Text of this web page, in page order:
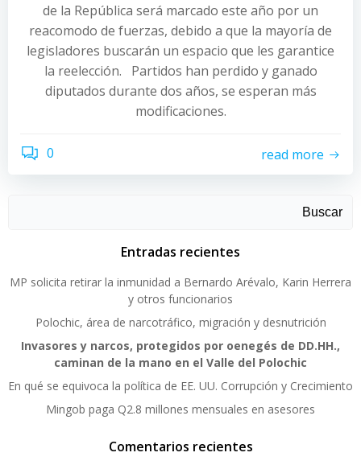
de la República será marcado este año por un
reacomodo de fuerzas, debido a que la mayoría de
legisladores buscarán un espacio que les garantice
la reelección. Partidos han perdido y ganado
diputados durante dos años, se esperan más
modificaciones.
0 read more
Buscar
Entradas recientes
MP solicita retirar la inmunidad a Bernardo Arévalo, Karin Herrera
y otros funcionarios
Polochic, área de narcotráfico, migración y desnutrición
Invasores y narcos, protegidos por oenegés de DD.HH.,
caminan de la mano en el Valle del Polochic
En qué se equivoca la política de EE. UU. Corrupción y Crecimiento
Mingob paga Q2.8 millones mensuales en asesores
Comentarios recientes